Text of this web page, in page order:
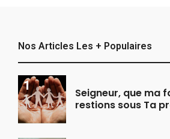
Nos Articles Les + Populaires
Seigneur, que ma
restions sous Ta